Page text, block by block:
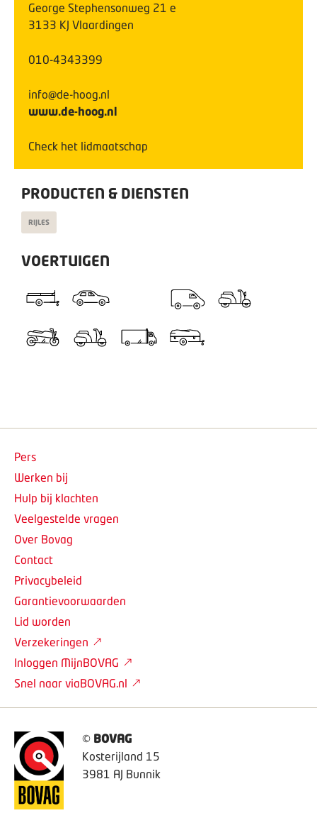
George Stephensonweg 21 e
3133 KJ Vlaardingen
010-4343399
info@de-hoog.nl
www.de-hoog.nl
Check het lidmaatschap
PRODUCTEN & DIENSTEN
RIJLES
VOERTUIGEN
© BOVAG
Kosterijland 15
3981 AJ Bunnik
Pers
Werken bij
Hulp bij klachten
Veelgestelde vragen
Over Bovag
Contact
Privacybeleid
Garantievoorwaarden
Lid worden
Verzekeringen
Inloggen MijnBOVAG
Snel naar viaBOVAG.nl